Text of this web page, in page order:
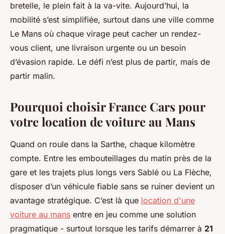
Émeline• 11/05/2026 16:32• 10 min de lecture
bretelle, le plein fait à la va-vite. Aujourd’hui, la
mobilité s’est simplifiée, surtout dans une ville comme
Le Mans où chaque virage peut cacher un rendez-
vous client, une livraison urgente ou un besoin
d’évasion rapide. Le défi n’est plus de partir, mais de
partir malin.
Pourquoi choisir France Cars pour
votre location de voiture au Mans
Quand on roule dans la Sarthe, chaque kilomètre
compte. Entre les embouteillages du matin près de la
gare et les trajets plus longs vers Sablé ou La Flèche,
disposer d’un véhicule fiable sans se ruiner devient un
avantage stratégique. C’est là que location d'une
voiture au mans entre en jeu comme une solution
pragmatique - surtout lorsque les tarifs démarrer à 21